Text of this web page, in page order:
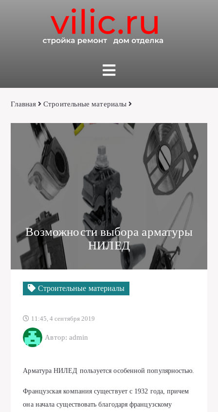
Главная Строительные материалы
Возможности выбора арматуры
НИЛЕД
Строительные материалы
11:45, 4 сентября 2019
Автор: admin
Арматура НИЛЕД пользуется особенной популярностью.
Французская компания существует с 1932 года, причем
она начала существовать благодаря французскому